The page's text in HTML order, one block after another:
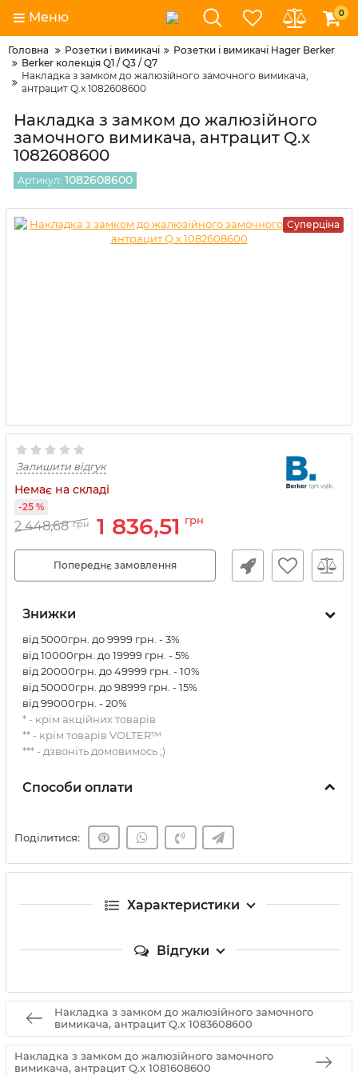
Меню 0
Головна Розетки і вимикачі
Розетки і вимикачі Hager Berker
Berker колекція Q1 / Q3 / Q7
Накладка з замком до жалюзійного замочного вимикача,
антрацит Q.x 1082608600
Накладка з замком до жалюзійного
замочного вимикача, антрацит Q.x
1082608600
Артикул: 1082608600
Суперціна
Залишити відгук
Немає на складі
2 448,68 грн 1 836,51 грн
-25 %
Попереднє замовлення
Знижки
від 5000грн. до 9999 грн. - 3%
від 10000грн. до 19999 грн. - 5%
від 20000грн. до 49999 грн. - 10%
від 50000грн. до 98999 грн. - 15%
від 99000грн. - 20%
* - крім акційних товарів
** - крім товарів VOLTER™
*** - дзвоніть домовимось ;)
Способи оплати
Поділитися:
Характеристики
Відгуки
Накладка з замком до жалюзійного замочного
вимикача, антрацит Q.x 1083608600
Накладка з замком до жалюзійного замочного
вимикача, антрацит Q.x 1081608600